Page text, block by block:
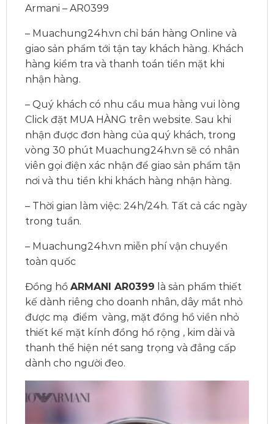
Armani – AR0399
– Muachung24h.vn chỉ bán hàng Online và
giao sản phẩm tới tận tay khách hàng. Khách
hàng kiểm tra và thanh toán tiền mặt khi
nhận hàng.
– Quý khách có nhu cầu mua hàng vui lòng
Click đặt MUA HÀNG trên website. Sau khi
nhận được đơn hàng của quý khách, trong
vòng 30 phút Muachung24h.vn sẽ có nhân
viên gọi điện xác nhận để giao sản phẩm tận
nơi và thu tiền khi khách hàng nhận hàng.
– Thời gian làm việc: 24h/24h. Tất cả các ngày
trong tuần.
– Muachung24h.vn miễn phí vận chuyển
toàn quốc
Đồng hồ ARMANI AR0399 là sản phẩm thiết
kế dành riêng cho doanh nhân, dây mắt nhỏ
được mạ điểm vàng, mặt đồng hồ viền nhỏ
thiết kế mặt kính đồng hồ rộng , kim dài và
thanh thể hiện nét sang trọng và đẳng cấp
dành cho người đeo.